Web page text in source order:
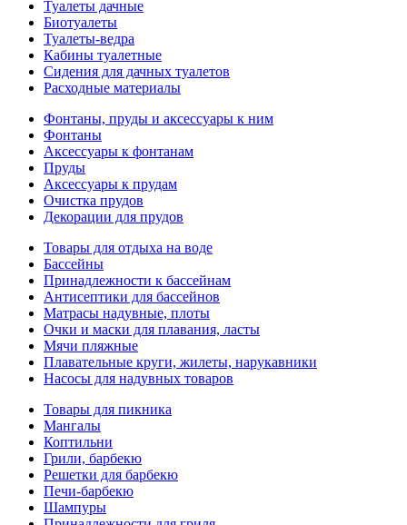
Туалеты дачные
Биотуалеты
Туалеты-ведра
Кабины туалетные
Сидения для дачных туалетов
Расходные материалы
Фонтаны, пруды и аксессуары к ним
Фонтаны
Аксессуары к фонтанам
Пруды
Аксессуары к прудам
Очистка прудов
Декорации для прудов
Товары для отдыха на воде
Бассейны
Принадлежности к бассейнам
Антисептики для бассейнов
Матраcы надувные, плоты
Очки и маски для плавания, ласты
Мячи пляжные
Плавательные круги, жилеты, нарукавники
Насосы для надувных товаров
Товары для пикника
Мангалы
Коптильни
Грили, барбекю
Решетки для барбекю
Печи-барбекю
Шампуры